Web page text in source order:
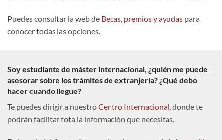
Puedes consultar la web de Becas, premios y ayudas para
conocer todas las opciones.
Soy estudiante de máster internacional, ¿quién me puede
asesorar sobre los trámites de extranjería? ¿Qué debo
hacer cuando llegue?
Te puedes dirigir a nuestroCentro Internacional, donde te
podrán facilitar tota la información que necesitas.